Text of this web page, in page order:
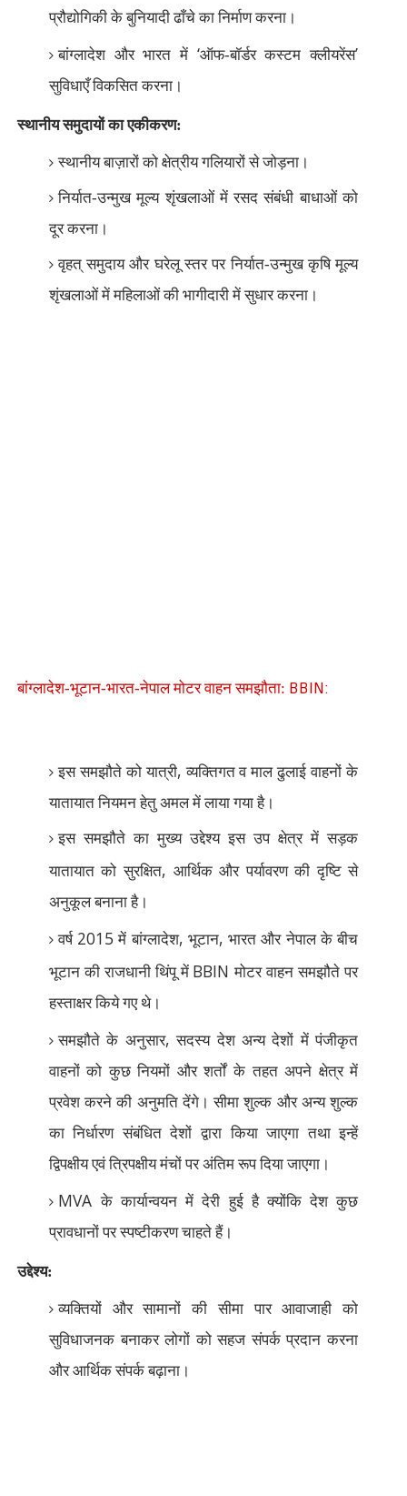
प्रौद्योगिकी के बुनियादी ढाँचे का निर्माण करना।
बांग्लादेश और भारत में ‘ऑफ-बॉर्डर कस्टम क्लीयरेंस’
सुविधाएँ विकसित करना।
स्थानीय समुदायों का एकीकरण:
स्थानीय बाज़ारों को क्षेत्रीय गलियारों से जोड़ना।
निर्यात-उन्मुख मूल्य शृंखलाओं में रसद संबंधी बाधाओं को
दूर करना।
वृहत् समुदाय और घरेलू स्तर पर निर्यात-उन्मुख कृषि मूल्य
शृंखलाओं में महिलाओं की भागीदारी में सुधार करना।
बांग्लादेश-भूटान-भारत-नेपाल मोटर वाहन समझौता: BBIN:
इस समझौते को यात्री,व्यक्तिगत व माल ढुलाई वाहनों के
यातायात नियमन हेतु अमल में लाया गया है।
इस समझौते का मुख्य उद्देश्य इस उप क्षेत्र में सड़क
यातायात को सुरक्षित, आर्थिक और पर्यावरण की दृष्टि से
अनुकूल बनाना है।
वर्ष 2015 में बांग्लादेश, भूटान,भारत और नेपाल के बीच
भूटान की राजधानी थिंपू में BBINमोटर वाहन समझौते पर
हस्ताक्षर किये गए थे।
समझौते के अनुसार,सदस्य देश अन्य देशों में पंजीकृत
वाहनों को कुछ नियमों और शर्तों के तहत अपने क्षेत्र में
प्रवेश करने की अनुमति देंगे। सीमा शुल्क और अन्य शुल्क
का निर्धारण संबंधित देशों द्वारा किया जाएगा तथा इन्हें
द्विपक्षीय एवं त्रिपक्षीय मंचों पर अंतिम रूप दिया जाएगा।
MVAके कार्यान्वयन में देरी हुई है क्योंकि देश कुछ
प्रावधानों पर स्पष्टीकरण चाहते हैं।
उद्देश्य:
व्यक्तियों और सामानों की सीमा पार आवाजाही को
सुविधाजनक बनाकर लोगों को सहज संपर्क प्रदान करना
और आर्थिक संपर्क बढ़ाना।